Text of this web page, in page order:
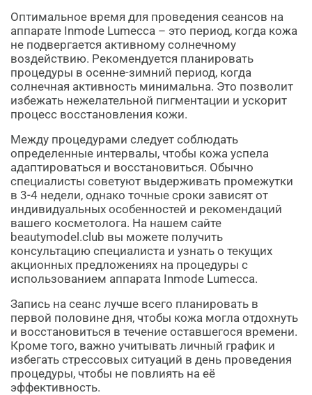
Оптимальное время для проведения сеансов на
аппарате Inmode Lumecca – это период, когда кожа
не подвергается активному солнечному
воздействию. Рекомендуется планировать
процедуры в осенне-зимний период, когда
солнечная активность минимальна. Это позволит
избежать нежелательной пигментации и ускорит
процесс восстановления кожи.
Между процедурами следует соблюдать
определенные интервалы, чтобы кожа успела
адаптироваться и восстановиться. Обычно
специалисты советуют выдерживать промежутки
в 3-4 недели, однако точные сроки зависят от
индивидуальных особенностей и рекомендаций
вашего косметолога. На нашем сайте
beautymodel.club вы можете получить
консультацию специалиста и узнать о текущих
акционных предложениях на процедуры с
использованием аппарата Inmode Lumecca.
Запись на сеанс лучше всего планировать в
первой половине дня, чтобы кожа могла отдохнуть
и восстановиться в течение оставшегося времени.
Кроме того, важно учитывать личный график и
избегать стрессовых ситуаций в день проведения
процедуры, чтобы не повлиять на её
эффективность.